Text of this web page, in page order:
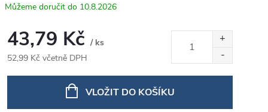
10.8.2026
43,79 Kč / ks
52,99 Kč včetně DPH
VLOŽIT DO KOŠÍKU